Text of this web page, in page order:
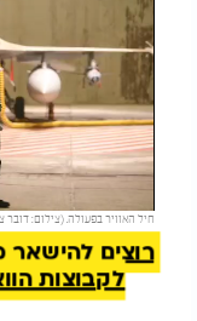
חיל האוויר בפעולה. (צילום: דובר
רוצים להישאר
לקבוצות